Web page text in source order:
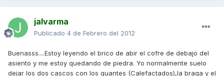
jalvarma
Publicado 4 de Febrero del 2012
Buenasss....Estoy leyendo el brico de abir el cofre de debajo del
asiento y me estoy quedando de piedra. Yo normalmente suelo
dejar los dos cascos con los guantes (Calefactados),la braga y el